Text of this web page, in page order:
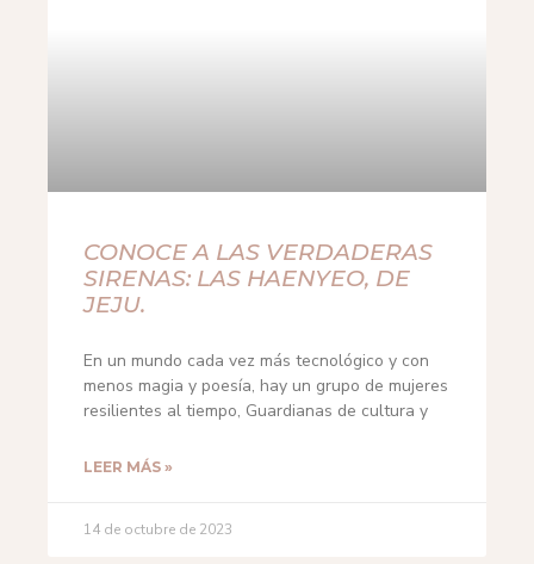
CONOCE A LAS VERDADERAS
SIRENAS: LAS HAENYEO, DE
JEJU.
En un mundo cada vez más tecnológico y con
menos magia y poesía, hay un grupo de mujeres
resilientes al tiempo, Guardianas de cultura y
LEER MÁS »
14 de octubre de 2023